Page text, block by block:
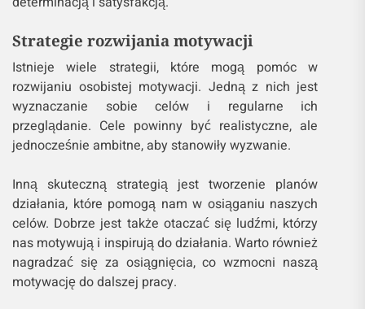
Strategie rozwijania motywacji
Istnieje wiele strategii, które mogą pomóc w
rozwijaniu osobistej motywacji. Jedną z nich jest
wyznaczanie sobie celów i regularne ich
przeglądanie. Cele powinny być realistyczne, ale
jednocześnie ambitne, aby stanowiły wyzwanie.
Inną skuteczną strategią jest tworzenie planów
działania, które pomogą nam w osiąganiu naszych
celów. Dobrze jest także otaczać się ludźmi, którzy
nas motywują i inspirują do działania. Warto również
nagradzać się za osiągnięcia, co wzmocni naszą
motywację do dalszej pracy.